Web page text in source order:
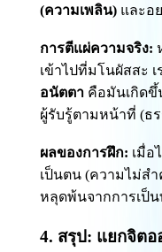
(ความเพลิน)และอ
การตีแผ่ความจริง:
เข้าไปที่มโนผัสสะ
อนัตตาคือมันเกิดขึ้น
ผู้รับรู้ตามหน้าที่ (ธ
ผลของการฝึก: เมื่อ
เป็นตน (ความไม่ส
หลุดพ้นจากการเป็
4. สรุป: แยกจิตอ